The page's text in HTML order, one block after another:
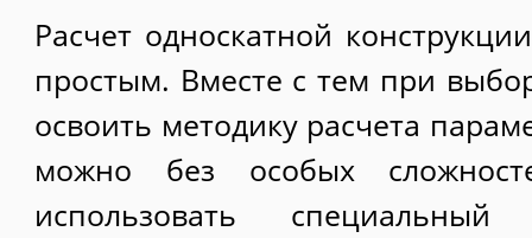
Расчет односкатной
простым. Вместе с тем при
освоить методику расчета
можно без особых
использовать